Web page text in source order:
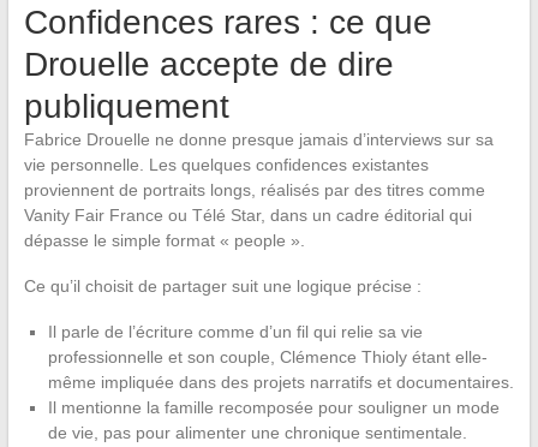
Confidences rares : ce que
Drouelle accepte de dire
publiquement
Fabrice Drouelle ne donne presque jamais d’interviews sur sa
vie personnelle. Les quelques confidences existantes
proviennent de portraits longs, réalisés par des titres comme
Vanity Fair France ou Télé Star, dans un cadre éditorial qui
dépasse le simple format « people ».
Ce qu’il choisit de partager suit une logique précise :
Il parle de l’écriture comme d’un fil qui relie sa vie
professionnelle et son couple, Clémence Thioly étant elle-
même impliquée dans des projets narratifs et documentaires.
Il mentionne la famille recomposée pour souligner un mode
de vie, pas pour alimenter une chronique sentimentale.